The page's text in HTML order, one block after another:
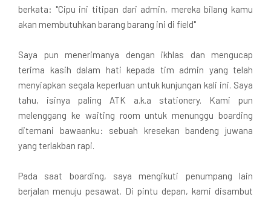
berkata: "Cipu ini titipan dari admin, mereka bilang kamu
akan membutuhkan barang barang ini di field"
Saya pun menerimanya dengan ikhlas dan mengucap
terima kasih dalam hati kepada tim admin yang telah
menyiapkan segala keperluan untuk kunjungan kali ini. Saya
tahu, isinya paling ATK a.k.a stationery. Kami pun
melenggang ke waiting room untuk menunggu boarding
ditemani bawaanku: sebuah kresekan bandeng juwana
yang terlakban rapi.
Pada saat boarding, saya mengikuti penumpang lain
berjalan menuju pesawat. Di pintu depan, kami disambut